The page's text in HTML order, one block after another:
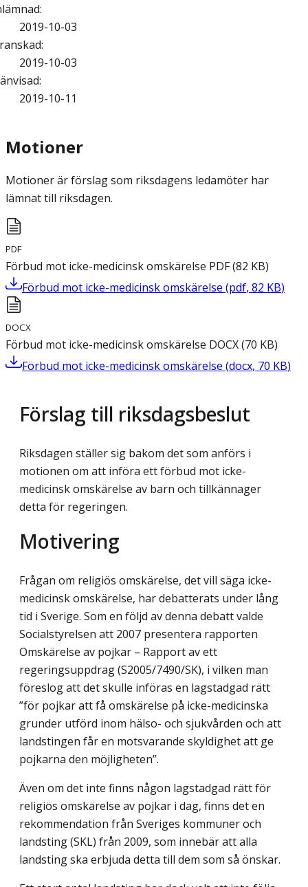
:
2019-10-03
:
2019-10-03
:
2019-10-11
Motioner
Motioner är förslag som riksdagens ledamöter har
lämnat till riksdagen.
PDF
Förbud mot icke-medicinsk omskärelse PDF(82 KB)
Förbud mot icke-medicinsk omskärelse (pdf, 82 KB)
DOCX
Förbud mot icke-medicinsk omskärelse DOCX(70 KB)
Förbud mot icke-medicinsk omskärelse (docx, 70 KB)
Förslag till riksdagsbeslut
Riksdagen ställer sig bakom det som anförs i
motionen om att införa ett förbud mot icke-
medicinsk omskärelse av barn och tillkännager
detta för regeringen.
Motivering
Frågan om religiös omskärelse, det vill säga icke-
medicinsk omskärelse, har debatterats under lång
tid i Sverige. Som en följd av denna debatt valde
Socialstyrelsen att 2007 presentera rapporten
Omskärelse av pojkar – Rapport av ett
regeringsuppdrag (S2005/7490/SK), i vilken man
föreslog att det skulle införas en lagstadgad rätt
”för pojkar att få omskärelse på icke-medicinska
grunder utförd inom hälso- och sjukvården och att
landstingen får en motsvarande skyldighet att ge
pojkarna den möjligheten”.
Även om det inte finns någon lagstadgad rätt för
religiös omskärelse av pojkar i dag, finns det en
rekommendation från Sveriges kommuner och
landsting (SKL) från 2009, som innebär att alla
landsting ska erbjuda detta till dem som så önskar.